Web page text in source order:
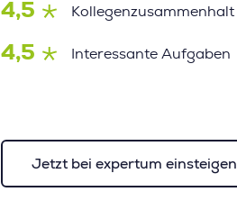
4,5 Kollegenzusammenhalt
4,5 Interessante Aufgaben
Jetzt bei expertum einsteigen